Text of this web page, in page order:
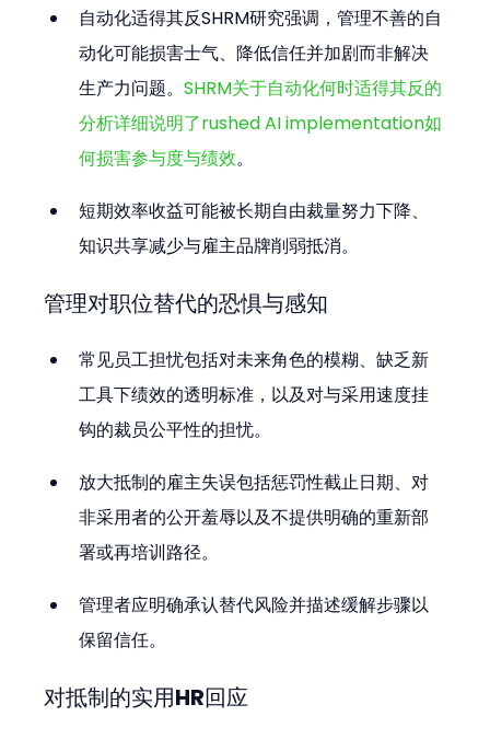
自动化适得其反SHRM研究强调，管理不善的自
动化可能损害士气、降低信任并加剧而非解决
生产力问题。SHRM关于自动化何时适得其反的
分析详细说明了rushed AI implementation如
何损害参与度与绩效。
短期效率收益可能被长期自由裁量努力下降、
知识共享减少与雇主品牌削弱抵消。
管理对职位替代的恐惧与感知
常见员工担忧包括对未来角色的模糊、缺乏新
工具下绩效的透明标准，以及对与采用速度挂
钩的裁员公平性的担忧。
放大抵制的雇主失误包括惩罚性截止日期、对
非采用者的公开羞辱以及不提供明确的重新部
署或再培训路径。
管理者应明确承认替代风险并描述缓解步骤以
保留信任。
对抵制的实用HR回应